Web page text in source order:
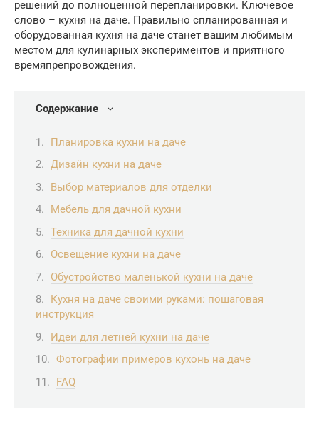
решений до полноценной перепланировки. Ключевое
слово – кухня на даче. Правильно спланированная и
оборудованная кухня на даче станет вашим любимым
местом для кулинарных экспериментов и приятного
времяпрепровождения.
Содержание
Планировка кухни на даче
Дизайн кухни на даче
Выбор материалов для отделки
Мебель для дачной кухни
Техника для дачной кухни
Освещение кухни на даче
Обустройство маленькой кухни на даче
Кухня на даче своими руками: пошаговая
инструкция
Идеи для летней кухни на даче
Фотографии примеров кухонь на даче
FAQ